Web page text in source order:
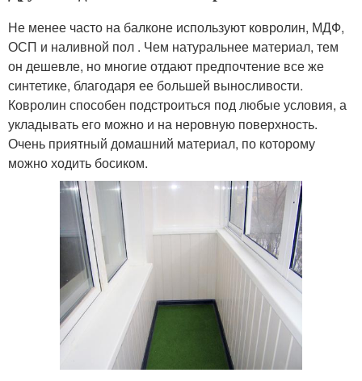
Не менее часто на балконе используют ковролин, МДФ,
ОСП и наливной пол . Чем натуральнее материал, тем
он дешевле, но многие отдают предпочтение все же
синтетике, благодаря ее большей выносливости.
Ковролин способен подстроиться под любые условия, а
укладывать его можно и на неровную поверхность.
Очень приятный домашний материал, по которому
можно ходить босиком.